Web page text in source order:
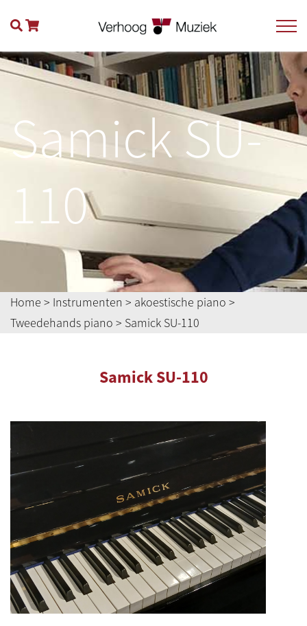
Samick SU-
110
Home > Instrumenten > akoestische piano >
Tweedehands piano > Samick SU-110
Samick SU-110